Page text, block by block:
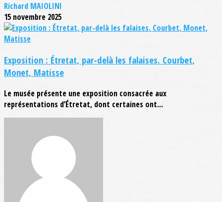
Richard MAIOLINI
15 novembre 2025
Exposition : Étretat, par-delà les falaises. Courbet,
Monet, Matisse
Le musée présente une exposition consacrée aux
représentations d’Étretat, dont certaines ont...